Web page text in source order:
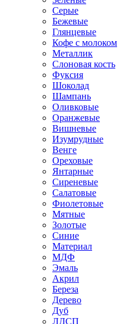
Серые
Бежевые
Глянцевые
Кофе с молоком
Металлик
Слоновая кость
Фуксия
Шоколад
Шампань
Оливковые
Оранжевые
Вишневые
Изумрудные
Венге
Ореховые
Янтарные
Сиреневые
Салатовые
Фиолетовые
Мятные
Золотые
Синие
Материал
МДФ
Эмаль
Акрил
Береза
Дерево
Дуб
ЛДСП